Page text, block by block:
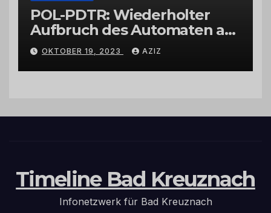
POL-PDTR: Wiederholter
Aufbruch des Automaten am
Wohnmobilstellplatz in
Hermeskeil am Labachweg
OKTOBER 19, 2023 AZIZ
Timeline Bad Kreuznach
Infonetzwerk für Bad Kreuznach